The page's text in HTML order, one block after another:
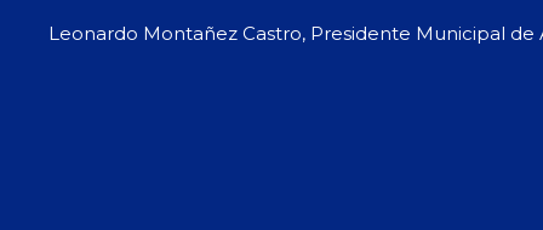
Leonardo Montañez Castro, Presidente Municipal de